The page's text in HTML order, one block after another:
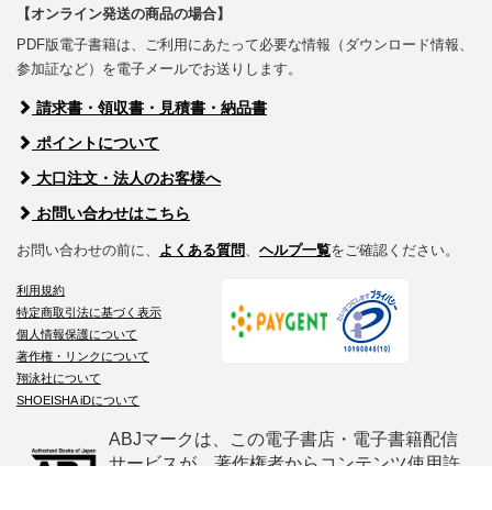
【オンライン発送の商品の場合】
PDF版電子書籍は、ご利用にあたって必要な情報（ダウンロード情報、
参加証など）を電子メールでお送りします。
請求書・領収書・見積書・納品書
ポイントについて
大口注文・法人のお客様へ
お問い合わせはこちら
お問い合わせの前に、 よくある質問 ヘルプ一覧をご確認ください。
利用規約
特定商取引法に基づく表示
個人情報保護について
著作権・リンクについて
翔泳社について
SHOEISHA iDについて
ABJマークは、この電子書店・電子書籍配信
サービスが、著作権者からコンテンツ使用許